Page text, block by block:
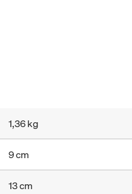
1,36 kg
9 cm
13 cm